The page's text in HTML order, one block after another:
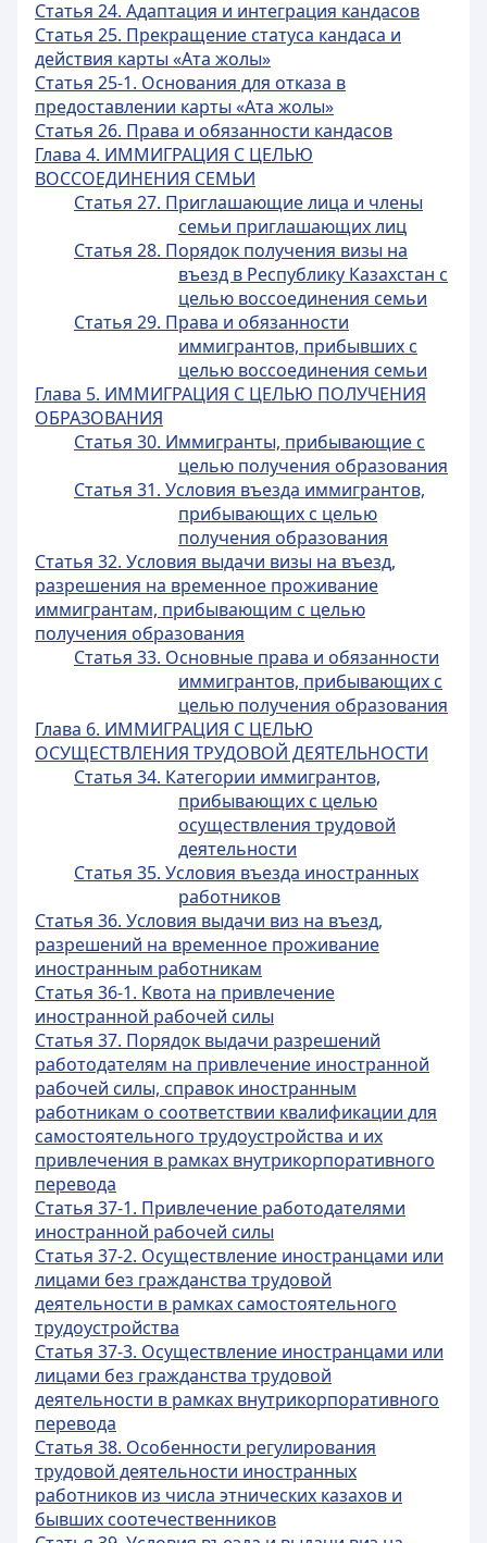
Статья 24. Адаптация и интеграция кандасов
Статья 25. Прекращение статуса кандаса и
действия карты «Ата жолы»
Статья 25-1. Основания для отказа в
предоставлении карты «Ата жолы»
Статья 26. Права и обязанности кандасов
Глава 4. ИММИГРАЦИЯ С ЦЕЛЬЮ
ВОССОЕДИНЕНИЯ СЕМЬИ
Статья 27. Приглашающие лица и члены
семьи приглашающих лиц
Статья 28. Порядок получения визы на
въезд в Республику Казахстан с
целью воссоединения семьи
Статья 29. Права и обязанности
иммигрантов, прибывших с
целью воссоединения семьи
Глава 5. ИММИГРАЦИЯ С ЦЕЛЬЮ ПОЛУЧЕНИЯ
ОБРАЗОВАНИЯ
Статья 30. Иммигранты, прибывающие с
целью получения образования
Статья 31. Условия въезда иммигрантов,
прибывающих с целью
получения образования
Статья 32. Условия выдачи визы на въезд,
разрешения на временное проживание
иммигрантам, прибывающим с целью
получения образования
Статья 33. Основные права и обязанности
иммигрантов, прибывающих с
целью получения образования
Глава 6. ИММИГРАЦИЯ С ЦЕЛЬЮ
ОСУЩЕСТВЛЕНИЯ ТРУДОВОЙ ДЕЯТЕЛЬНОСТИ
Статья 34. Категории иммигрантов,
прибывающих с целью
осуществления трудовой
деятельности
Статья 35. Условия въезда иностранных
работников
Статья 36. Условия выдачи виз на въезд,
разрешений на временное проживание
иностранным работникам
Статья 36-1. Квота на привлечение
иностранной рабочей силы
Статья 37. Порядок выдачи разрешений
работодателям на привлечение иностранной
рабочей силы, справок иностранным
работникам о соответствии квалификации для
самостоятельного трудоустройства и их
привлечения в рамках внутрикорпоративного
перевода
Статья 37-1. Привлечение работодателями
иностранной рабочей силы
Статья 37-2. Осуществление иностранцами или
лицами без гражданства трудовой
деятельности в рамках самостоятельного
трудоустройства
Статья 37-3. Осуществление иностранцами или
лицами без гражданства трудовой
деятельности в рамках внутрикорпоративного
перевода
Статья 38. Особенности регулирования
трудовой деятельности иностранных
работников из числа этнических казахов и
бывших соотечественников